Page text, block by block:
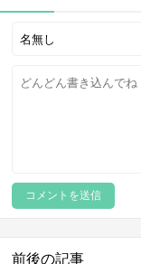
前後の記事